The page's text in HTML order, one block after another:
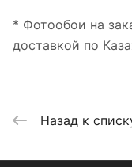
* Фотообои на
доставкой по
Назад к